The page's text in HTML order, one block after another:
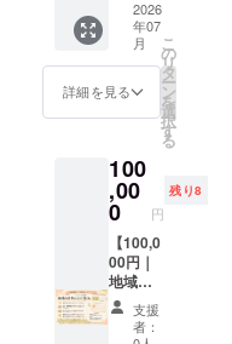
くださ
い。 ※
掲載を
れない
場合
すが
【希望
なし】
とご記
入くだ
さい。
地域の
未来を
ともに
ご希望
の方に
は、活
ガラス
面およ
にお名
前を掲
載させ
だきま
す。 ※
掲載を
ご希望
の方
ロジェ
クト終
了後に
メール
にて調
す。 ま
た、ご
希望の
方に
は、活
動館の
ガラス
面およ
びWEB
人と人
がつな
がる温
かな時
間をお
す。 対
象エリ
アは、
千葉県
北西部
（松戸
市・野
田市・
柏市・
載）】
感謝の
気持ち
を込め
たお礼
のメッ
セージ
りしま
す。 さ
らに、
地域活
動館で
毎月配
付して
いるカ
レン
ダー
2026
年07
月
詳細を見る
こ
の
リ
タ
ー
ン
を
選
択
す
る
100
,00
0 円
残り8
【100,0
00円｜
地域応
援スポ
ンサー
コース
支援
者：